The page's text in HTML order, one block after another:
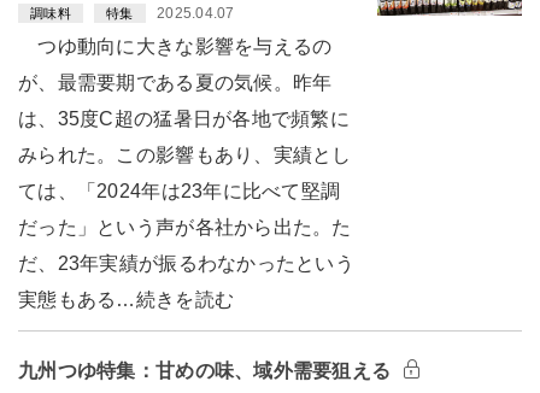
調味料 特集 2025.04.07
つゆ動向に大きな影響を与えるの
が、最需要期である夏の気候。昨年
は、35度C超の猛暑日が各地で頻繁に
みられた。この影響もあり、実績とし
ては、「2024年は23年に比べて堅調
だった」という声が各社から出た。た
だ、23年実績が振るわなかったという
実態もある…続きを読む
九州つゆ特集：甘めの味、域外需要狙える